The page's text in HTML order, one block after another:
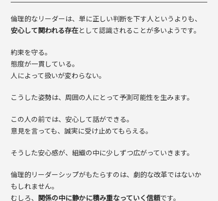
倫理的なリーダーは、単に正しい判断を下す人というよりも、
安心して関われる存在として認識されることが多いようです。
約束を守る。
態度が一貫している。
人によって扱いが変わらない。
こうした姿勢は、周囲の人にとって予測可能性を生みます。
この人の前では、安心して話ができる。
意見を言っても、誠実に受け止めてもらえる。
そうした安心感が、組織の中に少しずつ広がっていきます。
倫理的リーダーシップがもたらすのは、劇的な改革ではないか
もしれません。
むしろ、 関係の中に静かに積み重なっていく信頼です。